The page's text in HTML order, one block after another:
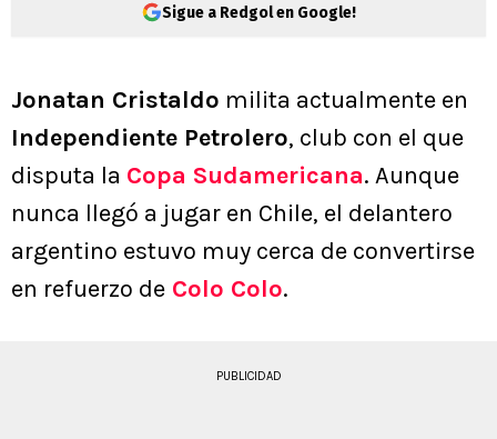
Sigue a Redgol en Google!
Jonatan Cristaldo milita actualmente en
Independiente Petrolero, club con el que
disputa la Copa Sudamericana. Aunque
nunca llegó a jugar en Chile, el delantero
argentino estuvo muy cerca de convertirse
en refuerzo de Colo Colo.
PUBLICIDAD